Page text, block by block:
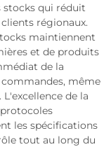
stocks qui réduit
régionaux.
maintiennent
et de produits
de la
même
de la
les spécifications
tout au long du